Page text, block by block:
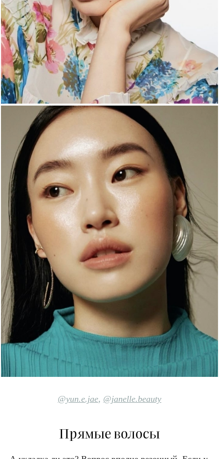
@yun.e.jae, @janelle.beauty
Прямые волосы